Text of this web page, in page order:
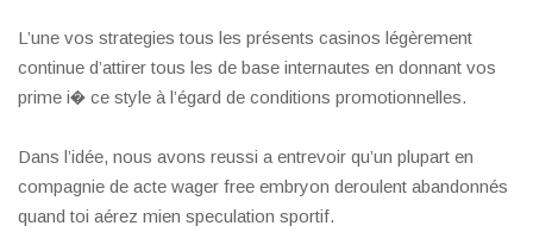
L’une vos strategies tous les présents casinos légèrement
continue d’attirer tous les de base internautes en donnant vos
prime i� ce style à l’égard de conditions promotionnelles.
Dans l’idée, nous avons reussi a entrevoir qu’un plupart en
compagnie de acte wager free embryon deroulent abandonnés
quand toi aérez mien speculation sportif.